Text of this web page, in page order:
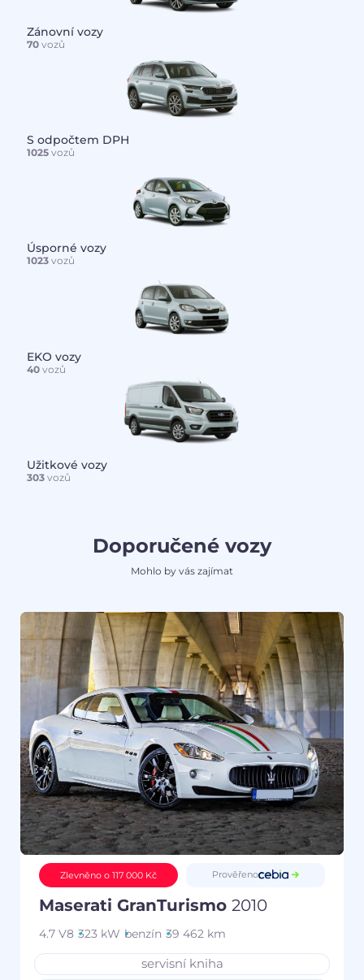
Zánovní vozy
70vozů
S odpočtem DPH
1025vozů
Úsporné vozy
1023vozů
EKO vozy
40vozů
Užitkové vozy
303vozů
Doporučené vozy
Mohlo by vás zajímat
Zlevněno o 117 000 Kč Prověřeno
Maserati GranTurismo 2010
4.7 V8 323 kW benzín 39 462 km
servisní kniha